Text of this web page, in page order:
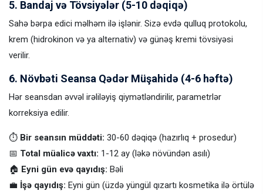
5. Bandaj və Tövsiyələr (5-10 dəqiqə)
Sahə bərpa edici məlhəm ilə işlənir. Sizə evdə qulluq protokolu,
krem (hidrokinon və ya alternativ) və günəş kremi tövsiyəsi
verilir.
6. Növbəti Seansa Qədər Müşahidə (4-6 həftə)
Hər seansdan əvvəl irəliləyiş qiymətləndirilir, parametrlər
korreksiya edilir.
⏱ Bir seansın müddəti: 30-60 dəqiqə (hazırlıq + prosedur)
📅 Total müalicə vaxtı: 1-12 ay (ləkə növündən asılı)
🏠 Eyni gün evə qayıdış: Bəli
💼 İşə qayıdış: Eyni gün (üzdə yüngül qızartı kosmetika ilə örtülə